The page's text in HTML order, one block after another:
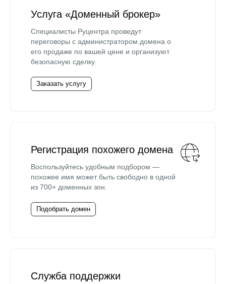
Услуга «Доменный брокер»
Специалисты Руцентра проведут
переговоры с администратором домена о
его продаже по вашей цене и организуют
безопасную сделку.
Заказать услугу
Регистрация похожего домена
Воспользуйтесь удобным подбором —
похожее имя может быть свободно в одной
из 700+ доменных зон.
Подобрать домен
Служба поддержки